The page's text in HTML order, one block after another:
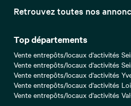
Retrouvez toutes nos
Top départements
Vente entrepôts/locaux d'activités
Vente entrepôts/locaux d'activités
Vente entrepôts/locaux d'activités
Vente entrepôts/locaux d'activités
Vente entrepôts/locaux d'activités